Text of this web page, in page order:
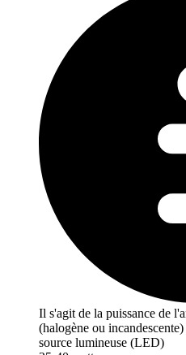
Il s'agit de la puissance de
(halogène ou
source lumineuse (LED)